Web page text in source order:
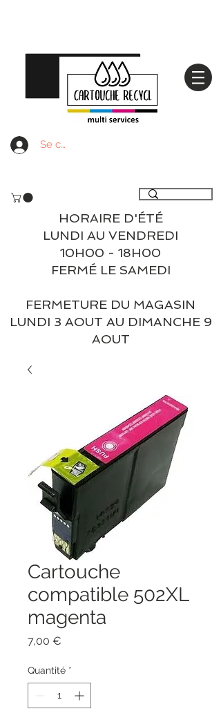
Se connecter
HORAIRE D'ÉTÉ
LUNDI AU VENDREDI
10H00 - 18H00
FERMÉ LE SAMEDI
FERMETURE DU MAGASIN
LUNDI 3 AOUT AU DIMANCHE 9
AOUT
Cartouche
compatible 502XL
magenta
7,00 €
Quantité *